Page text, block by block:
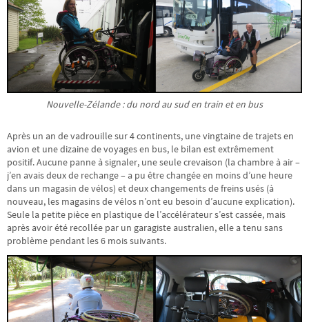
Nouvelle-Zélande : du nord au sud en train et en bus
Après un an de vadrouille sur 4 continents, une vingtaine de trajets en
avion et une dizaine de voyages en bus, le bilan est extrêmement
positif. Aucune panne à signaler, une seule crevaison (la chambre à air –
j’en avais deux de rechange – a pu être changée en moins d’une heure
dans un magasin de vélos) et deux changements de freins usés (à
nouveau, les magasins de vélos n’ont eu besoin d’aucune explication).
Seule la petite pièce en plastique de l’accélérateur s’est cassée, mais
après avoir été recollée par un garagiste australien, elle a tenu sans
problème pendant les 6 mois suivants.